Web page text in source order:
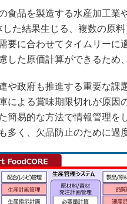
食品を製造する水産加工業
た結果生じる、複数の原
要に合わせてタイムリーに
した原価計算ができるため
や政府も推進する重要な課
による賞味期限切れが原因
簡易的な方法で情報管理を
多く、欠品防止のために過